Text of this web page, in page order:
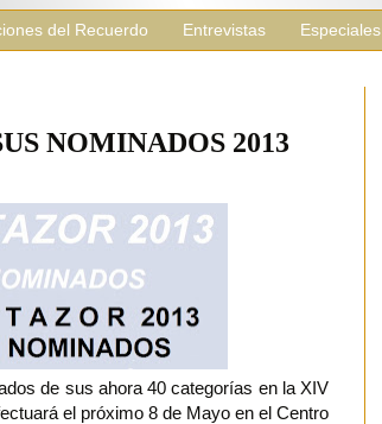
del Recuerdo Entrevistas Especiales
NOMINADOS 2013
de sus ahora 40 categorías en la XIV
el próximo 8 de Mayo en el Centro